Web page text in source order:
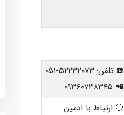
☎️ تلفن: ۵۲۲۳۲۰۷۳-۰۵۱
📲 ۰۹۳۶۰۷۳۸۳۴۵
🔴 ارتباط با ادمین